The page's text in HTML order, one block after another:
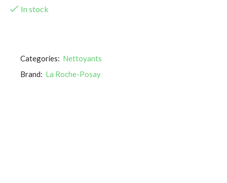
In stock
Categories: Nettoyants
Brand: La Roche-Posay